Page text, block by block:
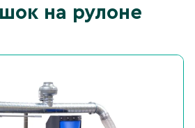
на рулоне